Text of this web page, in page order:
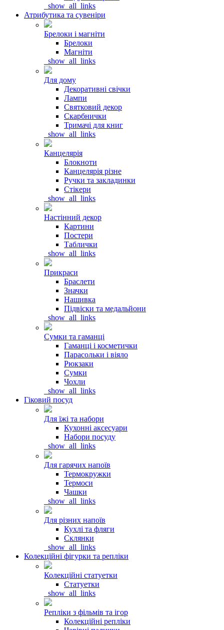
_show_all_links
Атрибутика та сувеніри
Брелоки і магніти
Брелоки
Магніти
_show_all_links
Для дому
Декоративні свічки
Лампи
Святковий декор
Скарбнички
Тримачі для книг
_show_all_links
Канцелярія
Блокноти
Канцелярія різне
Ручки та закладинки
Стікери
_show_all_links
Настінний декор
Картини
Постери
Таблички
_show_all_links
Прикраси
Браслети
Значки
Нашивка
Підвіски та медальйони
_show_all_links
Сумки та гаманці
Гаманці і косметички
Парасольки і віяло
Рюкзаки
Сумки
Чохли
_show_all_links
Гіковий посуд
Для їжі та набори
Кухонні аксесуари
Набори посуду
_show_all_links
Для гарячих напоїв
Термокружки
Термоси
Чашки
_show_all_links
Для різних напоїв
Кухлі та фляги
Склянки
_show_all_links
Колекційні фігурки та репліки
Колекційні статуетки
Статуетки
_show_all_links
Репліки з фільмів та ігор
Колекційні репліки